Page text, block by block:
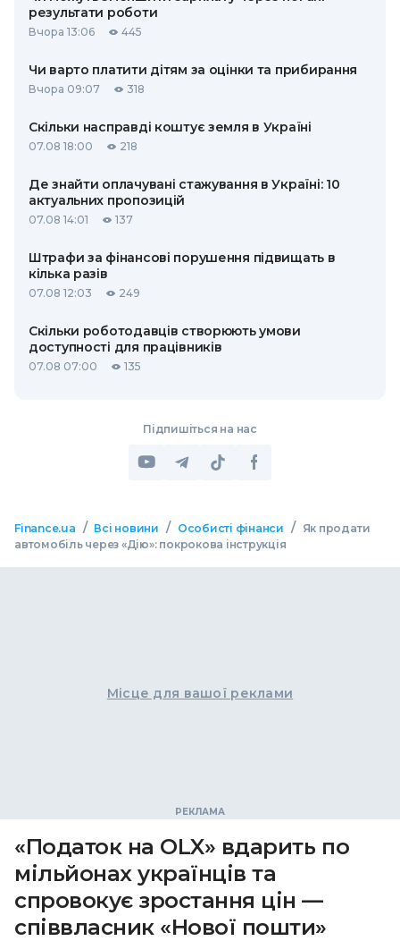
результати роботи
Вчора 13:06 445
Чи варто платити дітям за оцінки та прибирання
Вчора 09:07 318
Скільки насправді коштує земля в Україні
07.08 18:00 218
Де знайти оплачувані стажування в Україні: 10
актуальних пропозицій
07.08 14:01 137
Штрафи за фінансові порушення підвищать в
кілька разів
07.08 12:03 249
Скільки роботодавців створюють умови
доступності для працівників
07.08 07:00 135
Підпишіться на нас
Finance.ua / Всі новини / Особисті фінанси /
Як продати
автомобіль через «Дію»: покрокова інструкція
Місце для вашої реклами
«Податок на OLX» вдарить по
мільйонах українців та
спровокує зростання цін —
співвласник «Нової пошти»